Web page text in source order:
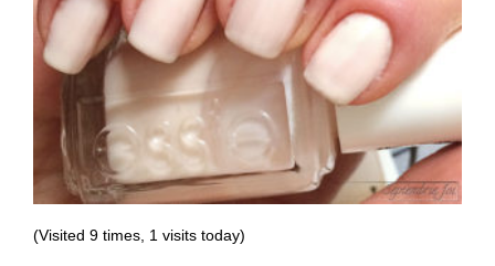
(Visited 9 times, 1 visits today)